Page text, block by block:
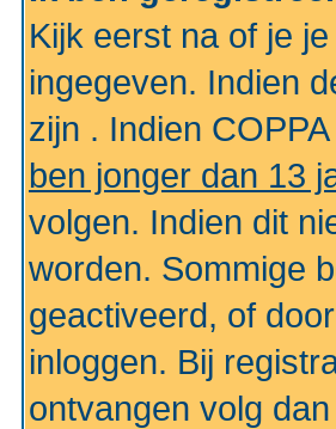
Kijk eerst na of je
ingegeven. Indien
zijn . Indien
ben jonger dan 13
volgen. Indien dit
worden. Sommige
geactiveerd, of
inloggen. Bij
ontvangen volg